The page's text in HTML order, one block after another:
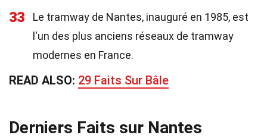
33
Le tramway de Nantes, inauguré en 1985, est
l'un des plus anciens réseaux de tramway
modernes en France.
READ ALSO: 29 Faits Sur Bâle
Derniers Faits sur Nantes